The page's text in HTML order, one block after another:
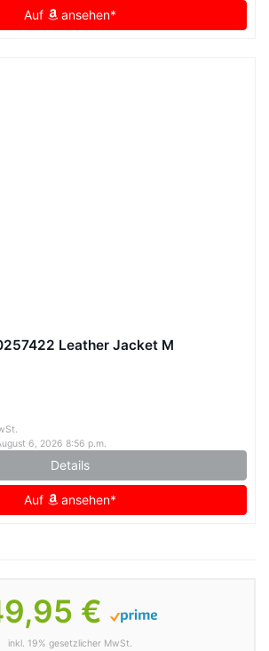
Auf ansehen*
Leather Jacket M
6, 2026 8:56 p.m.
Details
Auf ansehen*
€
inkl. 19% gesetzlicher MwSt.